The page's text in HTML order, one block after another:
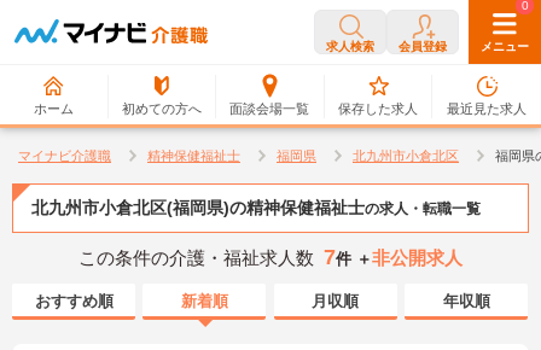
求人検索 会員登録 メニュー
ホーム 初めての方へ 面談会場一覧
0
保存した求人
0
最近見た求人
マイナビ介護職 精神保健福祉士 福岡県 北九州市小倉北区 福岡県
北九州市小倉北区(福岡県)の精神保健福祉士の求人・転職一覧
この条件の介護・福祉求人数 7件 ＋非公開求人
おすすめ順 新着順 月収順 年収順